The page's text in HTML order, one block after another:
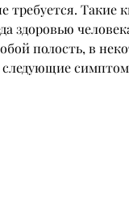
требуется. Такие
здоровью
полость, в